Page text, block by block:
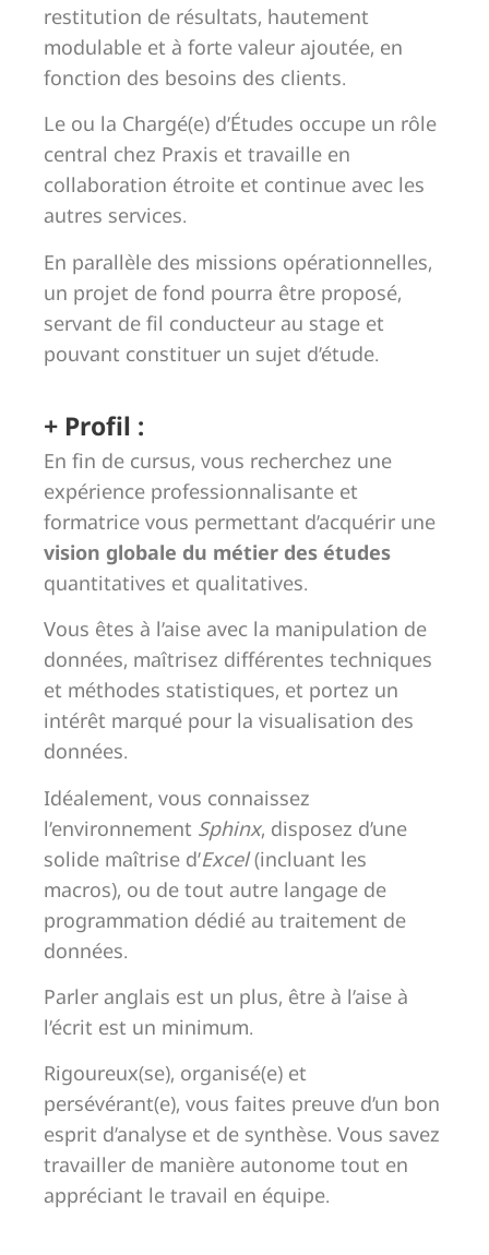
restitution de résultats, hautement
modulable et à forte valeur ajoutée, en
fonction des besoins des clients.
Le ou la Chargé(e) d’Études occupe un rôle
central chez Praxis et travaille en
collaboration étroite et continue avec les
autres services.
En parallèle des missions opérationnelles,
un projet de fond pourra être proposé,
servant de fil conducteur au stage et
pouvant constituer un sujet d’étude.
+ Profil :
En fin de cursus, vous recherchez une
expérience professionnalisante et
formatrice vous permettant d’acquérir une
vision globale du métier des études
quantitatives et qualitatives.
Vous êtes à l’aise avec la manipulation de
données, maîtrisez différentes techniques
et méthodes statistiques, et portez un
intérêt marqué pour la visualisation des
données.
Idéalement, vous connaissez
l’environnement Sphinx, disposez d’une
solide maîtrise d’Excel(incluant les
macros), ou de tout autre langage de
programmation dédié au traitement de
données.
Parler anglais est un plus, être à l’aise à
l’écrit est un minimum.
Rigoureux(se), organisé(e) et
persévérant(e), vous faites preuve d’un bon
esprit d’analyse et de synthèse. Vous savez
travailler de manière autonome tout en
appréciant le travail en équipe.